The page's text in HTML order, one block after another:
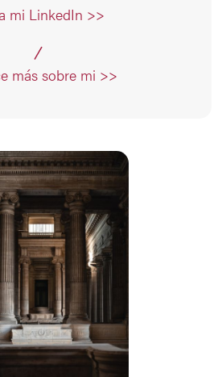
mi LinkedIn >>
más sobre mi >>